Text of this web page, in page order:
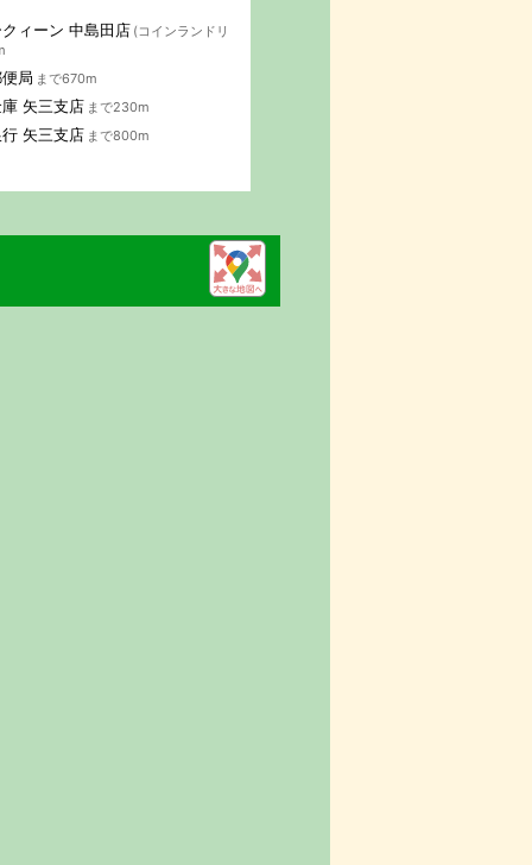
ィーン 中島田店 (コインランドリ
局 まで670m
矢三支店 まで230m
矢三支店 まで800m